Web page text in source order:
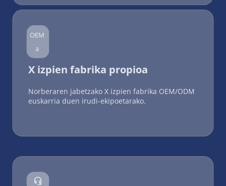
OEM
a
X izpien fabrika propioa
Norberaren jabetzako X izpien fabrika OEM/ODM
euskarria duen irudi-ekipoetarako.
